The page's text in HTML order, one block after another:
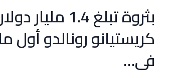
بثروة تبلغ 1.4 مليار
كريستيانو رونالدو أول
في…